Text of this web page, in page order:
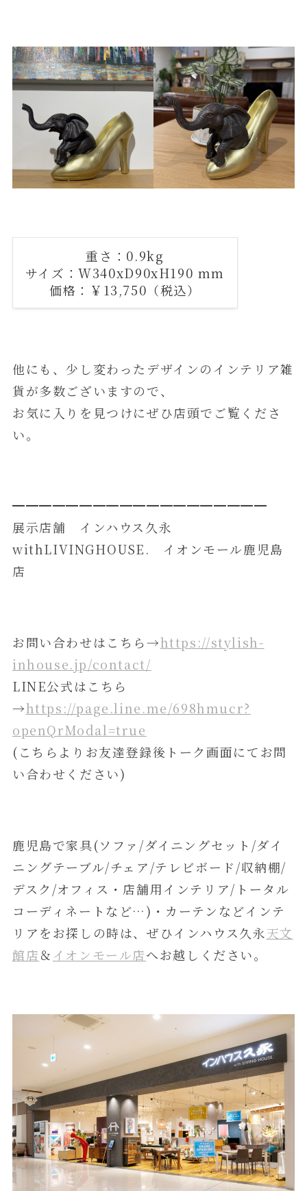
重さ：0.9kg
サイズ：W340xD90xH190 mm
価格：￥13,750（税込）
他にも、少し変わったデザインのインテリア雑
貨が多数ございますので、
お気に入りを見つけにぜひ店頭でご覧くださ
い。
━━━━━━━━━━━━━━━━━━━
展示店舗 インハウス久永
withLIVINGHOUSE. イオンモール鹿児島
店
お問い合わせはこちら→https://stylish-
inhouse.jp/contact/
LINE公式はこちら
→https://page.line.me/698hmucr?
openQrModal=true
(こちらよりお友達登録後トーク画面にてお問
い合わせください)
鹿児島で家具(ソファ/ダイニングセット/ダイ
ニングテーブル/チェア/テレビボード/収納棚/
デスク/オフィス・店舗用インテリア/トータル
コーディネートなど…)・カーテンなどインテ
リアをお探しの時は、ぜひインハウス久永天文
館店＆ イオンモール店へお越しください。